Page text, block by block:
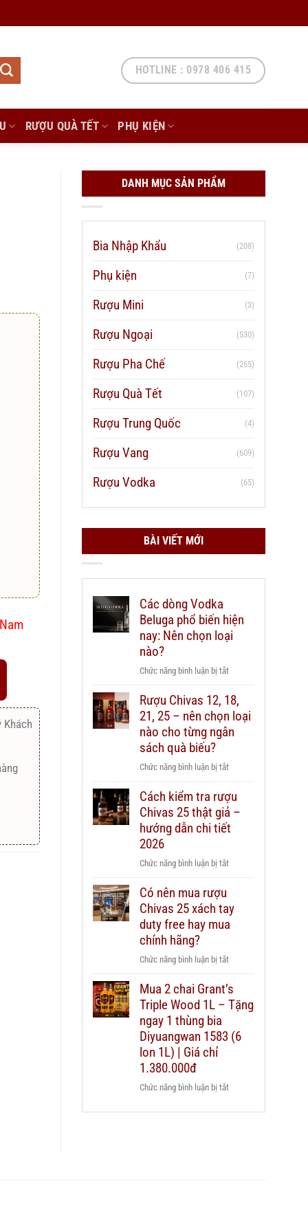
HOTLINE : 0978 406 415
RƯỢU QUÀ TẾT PHỤ KIỆN
Khách
DANH MỤC SẢN PHẨM
Bia Nhập Khẩu (208)
Phụ kiện (7)
Rượu Mini (3)
Rượu Ngoại (530)
Rượu Pha Chế (265)
Rượu Quà Tết (107)
Rượu Trung Quốc (4)
Rượu Vang (609)
Rượu Vodka (65)
BÀI VIẾT MỚI
Các dòng Vodka
Beluga phổ biến hiện
nay: Nên chọn loại
nào?
Chức năng bình luận bị tắtở
dòng
Vodka
Beluga
hiện
Nên
chọn
loại
Rượu Chivas 12, 18,
21, 25 – nên chọn loại
nào cho từng ngân
sách quà biếu?
Chức năng bình luận bị tắtở
Chivas
12,
18,
–
loại
nào
quà
biếu?
Cách kiểm tra rượu
Chivas 25 thật giả –
hướng dẫn chi tiết
2026
Chức năng bình luận bị tắtở
tra
rượu
thật
–
hướng
chi
Có nên mua rượu
Chivas 25 xách tay
duty free hay mua
chính hãng?
Chức năng bình luận bị tắtở
nên
mua
Chivas
25
duty
Mua 2 chai Grant’s
Triple Wood 1L – Tặng
ngay 1 thùng bia
Diyuangwan 1583 (6
lon 1L) | Giá chỉ
1.380.000đ
Chức năng bình luận bị tắtở
2